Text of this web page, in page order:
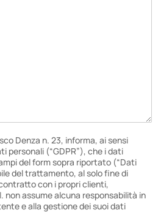
Denza n. 23, informa, ai sensi
personali (“GDPR”), che i dati
del form sopra riportato (“Dati
del trattamento, al solo fine di
con i propri clienti,
non assume alcuna responsabilità in
e alla gestione dei suoi dati